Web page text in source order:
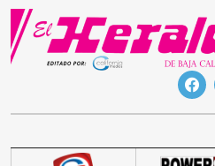
Skip
content